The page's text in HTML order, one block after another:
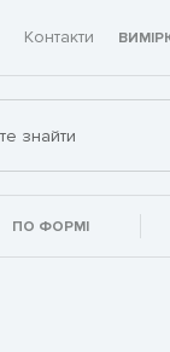
Контакти
ПО ФОРМІ